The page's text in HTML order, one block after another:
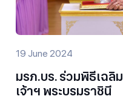
19 June 2024
มรภ.บร. ร่วมพิธีเฉลิ
เจ้าฯ พระบรมราชินี